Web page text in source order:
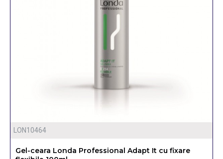
LON10464
Gel-ceara Londa Professional Adapt It cu fixare